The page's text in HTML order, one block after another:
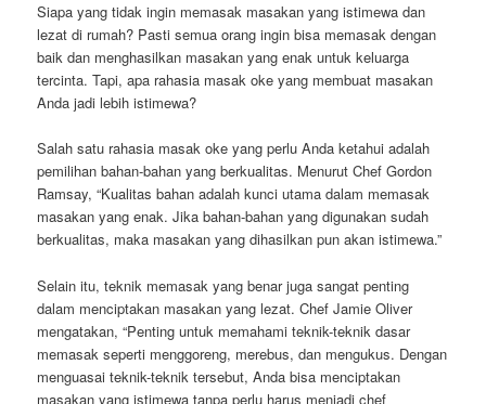
Siapa yang tidak ingin memasak masakan yang istimewa dan
lezat di rumah? Pasti semua orang ingin bisa memasak dengan
baik dan menghasilkan masakan yang enak untuk keluarga
tercinta. Tapi, apa rahasia masak oke yang membuat masakan
Anda jadi lebih istimewa?
Salah satu rahasia masak oke yang perlu Anda ketahui adalah
pemilihan bahan-bahan yang berkualitas. Menurut Chef Gordon
Ramsay, “Kualitas bahan adalah kunci utama dalam memasak
masakan yang enak. Jika bahan-bahan yang digunakan sudah
berkualitas, maka masakan yang dihasilkan pun akan istimewa.”
Selain itu, teknik memasak yang benar juga sangat penting
dalam menciptakan masakan yang lezat. Chef Jamie Oliver
mengatakan, “Penting untuk memahami teknik-teknik dasar
memasak seperti menggoreng, merebus, dan mengukus. Dengan
menguasai teknik-teknik tersebut, Anda bisa menciptakan
masakan yang istimewa tanpa perlu harus menjadi chef